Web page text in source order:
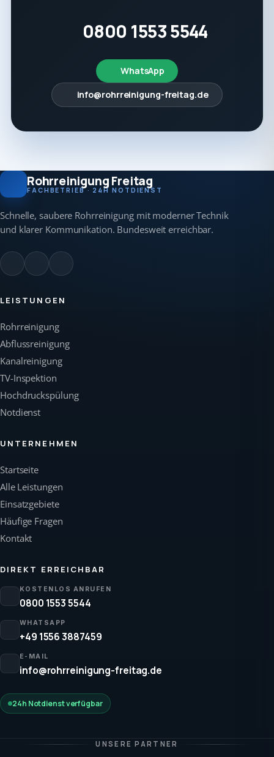
0800 1553 5544
WhatsApp
info@rohrreinigung-freitag.de
Rohrreinigung Freitag
FACHBETRIEB · 24H NOTDIENST
Schnelle, saubere Rohrreinigung mit moderner Technik
und klarer Kommunikation. Bundesweit erreichbar.
LEISTUNGEN
Rohrreinigung
Abflussreinigung
Kanalreinigung
TV-Inspektion
Hochdruckspülung
Notdienst
UNTERNEHMEN
Startseite
Alle Leistungen
Einsatzgebiete
Häufige Fragen
Kontakt
DIREKT ERREICHBAR
KOSTENLOS ANRUFEN
0800 1553 5544
WHATSAPP
+49 1556 3887459
E-MAIL
info@rohrreinigung-freitag.de
24h Notdienst verfügbar
UNSERE PARTNER